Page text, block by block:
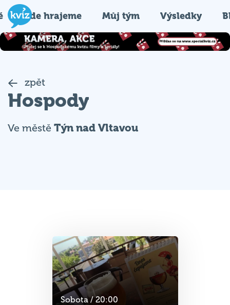
Kde hrajeme Můj tým Výsledky
zpět
Hospody
Ve městě Týn nad Vltavou
Sobota / 20:00